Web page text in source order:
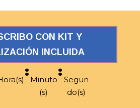
CON KIT Y
INCLUIDA
:
Minuto
(s)
:
Segun
do(s)